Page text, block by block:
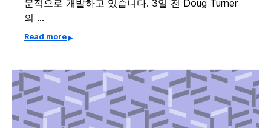
문적으로 개발하고 있습니다. 3일 전 Doug Turner
의 …
Read more